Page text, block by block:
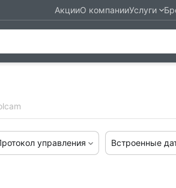
АкцииО компанииУслуги
управления Встроенные